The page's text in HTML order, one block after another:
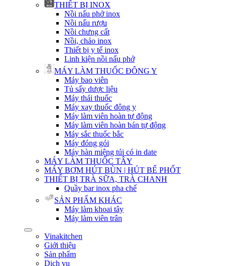
THIẾT BỊ INOX
Nồi nấu phở inox
Nồi nấu rượu
Nồi chưng cất
Nồi, chảo inox
Thiết bị y tế inox
Linh kiện nồi nấu phở
MÁY LÀM THUỐC ĐÔNG Y
Máy bao viên
Tủ sấy dược liệu
Máy thái thuốc
Máy xay thuốc đông y
Máy làm viên hoàn tự động
Máy làm viên hoàn bán tự động
Máy sắc thuốc bắc
Máy đóng gói
Máy hàn miệng túi có in date
MÁY LÀM THUỐC TÂY
MÁY BƠM HÚT BÙN | HÚT BỂ PHỐT
THIẾT BỊ TRÀ SỮA, TRÀ CHANH
Quầy bar inox pha chế
SẢN PHẨM KHÁC
Máy làm khoai tây
Máy làm viên trân
Vinakitchen
Giới thiệu
Sản phẩm
Dịch vụ